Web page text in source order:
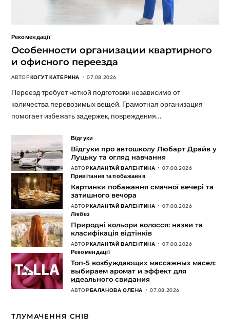
Рекомендації
Особенности организации квартирного
и офисного переезда
АВТОРКОГУТ КАТЕРИНА 07.08.2026
Переезд требует четкой подготовки независимо от
количества перевозимых вещей. Грамотная организация
помогает избежать задержек, повреждения…
Відгуки
Відгуки про автошколу Любарт Драйв у
Луцьку та огляд навчання
АВТОРКАЛАНТАЙ ВАЛЕНТИНА 07.08.2026
Привітання та побажання
Картинки побажання смачної вечері та
затишного вечора
АВТОРКАЛАНТАЙ ВАЛЕНТИНА 07.08.2026
Лікбез
Природні кольори волосся: назви та
класифікація відтінків
АВТОРКАЛАНТАЙ ВАЛЕНТИНА 07.08.2026
Рекомендації
Топ-5 возбуждающих массажных масел:
выбираем аромат и эффект для
идеального свидания
АВТОРБАЛАНОВА ОЛЕНА 07.08.2026
ТЛУМАЧЕННЯ СНІВ